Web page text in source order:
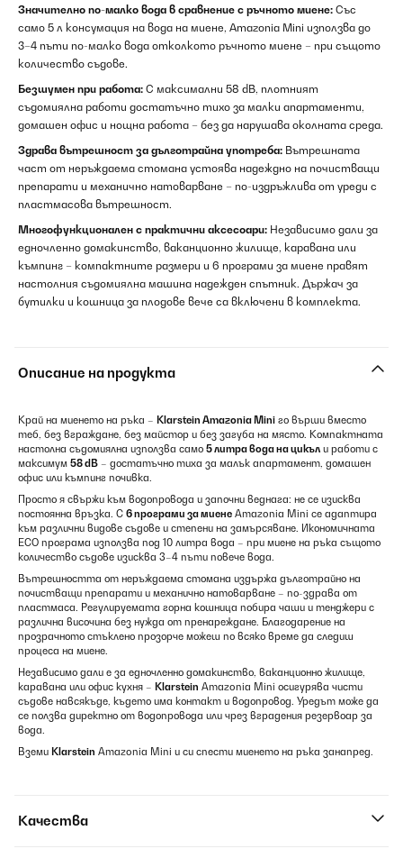
Значително по-малко вода в сравнение с ръчното миене: Със
само 5 л консумация на вода на миене, Amazonia Mini използва до
3–4 пъти по-малко вода отколкото ръчното миене – при същото
количество съдове.
Безшумен при работа: С максимални 58 dB, плотният
съдомиялна работи достатъчно тихо за малки апартаменти,
домашен офис и нощна работа – без да нарушава околната среда.
Здрава вътрешност за дълготрайна употреба: Вътрешната
част от неръждаема стомана устоява надеждно на почистващи
препарати и механично натоварване – по-издръжлива от уреди с
пластмасова вътрешност.
Многофункционален с практични аксесоари: Независимо дали за
едночленно домакинство, ваканционно жилище, каравана или
къмпинг – компактните размери и 6 програми за миене правят
настолния съдомиялна машина надежден спътник. Държач за
бутилки и кошница за плодове вече са включени в комплекта.
Описание на продукта
Край на миенето на ръка – Klarstein Amazonia Mini го върши вместо
теб, без вграждане, без майстор и без загуба на място. Компактната
настолна съдомиялна използва само 5 литра вода на цикъл и работи с
максимум 58 dB – достатъчно тиха за малък апартамент, домашен
офис или къмпинг почивка.
Просто я свържи към водопровода и започни веднага: не се изисква
постоянна връзка. С 6 програми за миене Amazonia Mini се адаптира
към различни видове съдове и степени на замърсяване. Икономичната
ECO програма използва под 10 литра вода – при миене на ръка същото
количество съдове изисква 3–4 пъти повече вода.
Вътрешността от неръждаема стомана издържа дълготрайно на
почистващи препарати и механично натоварване – по-здрава от
пластмаса. Регулируемата горна кошница побира чаши и тенджери с
различна височина без нужда от пренареждане. Благодарение на
прозрачното стъклено прозорче можеш по всяко време да следиш
процеса на миене.
Независимо дали е за едночленно домакинство, ваканционно жилище,
каравана или офис кухня – Klarstein Amazonia Mini осигурява чисти
съдове навсякъде, където има контакт и водопровод. Уредът може да
се ползва директно от водопровода или чрез вградения резервоар за
вода.
Вземи Klarstein Amazonia Mini и си спести миенето на ръка занапред.
Качества